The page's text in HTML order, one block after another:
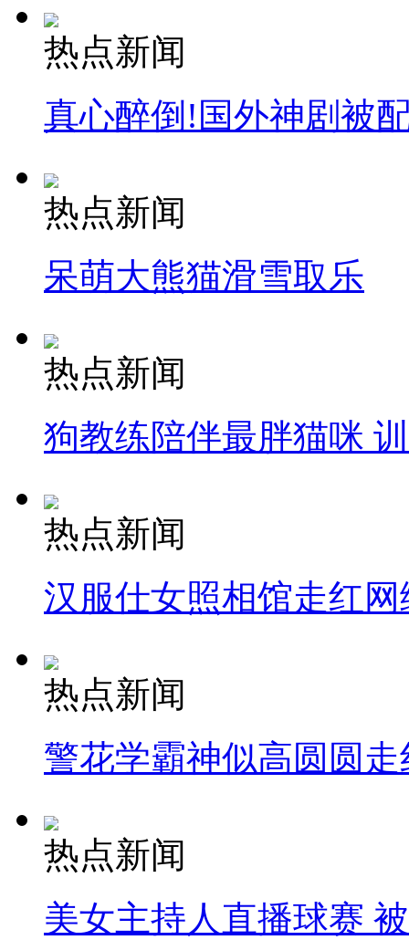
热点新闻
真心醉倒!国外神剧被
热点新闻
呆萌大熊猫滑雪取乐
热点新闻
狗教练陪伴最胖猫咪
热点新闻
汉服仕女照相馆走红网
热点新闻
警花学霸神似高圆圆走
热点新闻
美女主持人直播球赛